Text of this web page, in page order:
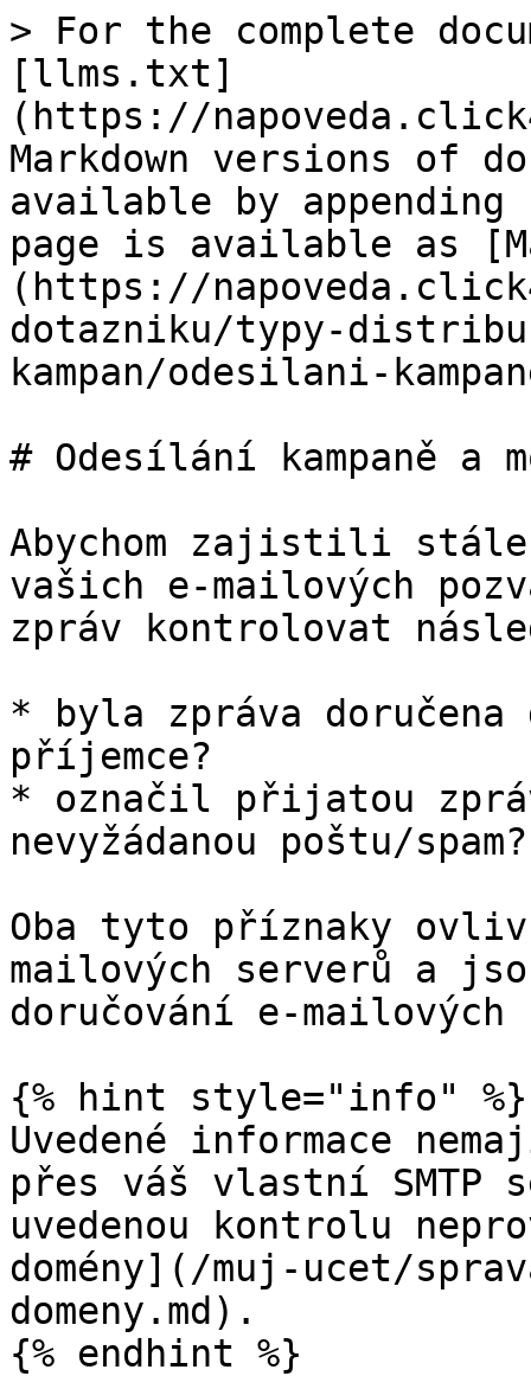
> For the complete
[llms.txt]
(https://
Markdown versions of
available by
page is available as
(https://
dotazniku/typy-
kampan/odesilani-
# Odesílání kampaně a
Abychom zajistili
vašich e-mailových
zpráv kontrolovat
* byla zpráva doručena
příjemce?
* označil přijatou
nevyžádanou poštu/spam?
Oba tyto příznaky
mailových serverů a
doručování e-mailových
{% hint style="info" %}
Uvedené informace
přes váš vlastní SMTP
uvedenou kontrolu
domény](/muj-ucet/
domeny.md).
{% endhint %}